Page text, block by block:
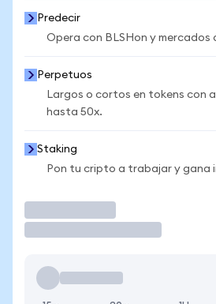
Predecir
Opera con BLSHon y
Perpetuos
Largos o cortos en tokens con
hasta 50x.
Staking
Pon tu cripto a trabajar y gana